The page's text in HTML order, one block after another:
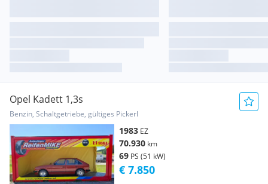
Opel Kadett 1,3s
Benzin, Schaltgetriebe, gültiges Pickerl
1983 EZ
70.930 km
69 PS (51 kW)
€ 7.850